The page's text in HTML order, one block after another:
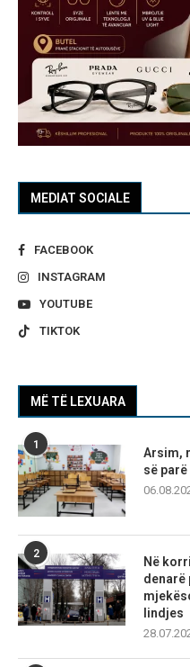
MEDIAT SOCIALE
FACEBOOK
INSTAGRAM
YOUTUBE
TIKTOK
MË TË LEXUARA
1
Arsim,
së
2
Në
denarë
lindjes